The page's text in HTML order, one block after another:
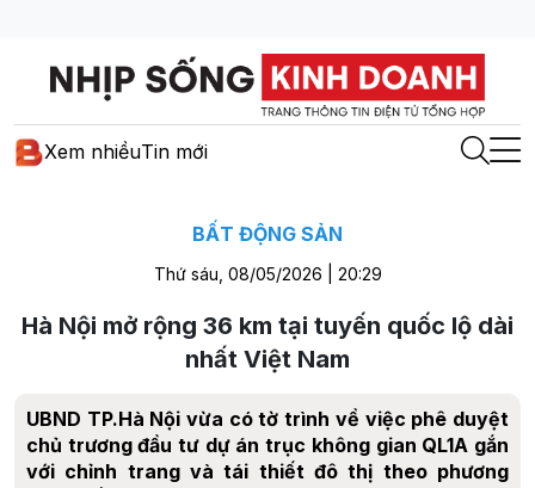
Xem nhiềuTin mới
BẤT ĐỘNG SẢN
Thứ sáu, 08/05/2026 | 20:29
Hà Nội mở rộng 36 km tại tuyến quốc lộ dài
nhất Việt Nam
UBND TP.Hà Nội vừa có tờ trình về việc phê duyệt
chủ trương đầu tư dự án trục không gian QL1A gắn
với chỉnh trang và tái thiết đô thị theo phương